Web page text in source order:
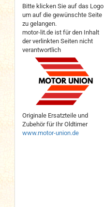
Bitte klicken Sie auf das Logo
um auf die gewünschte Seite
zu gelangen.
motor-lit.de ist für den Inhalt
der verlinkten Seiten nicht
verantwortlich
Originale Ersatzteile und
Zubehör für Ihr Oldtimer
www.motor-union.de